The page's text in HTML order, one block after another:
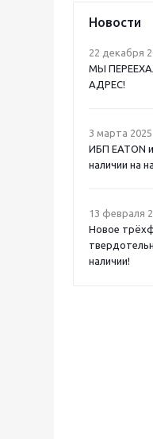
Новости
22 декабря
МЫ
АДРЕС!
3 марта 2025
ИБП EATON
наличии на
13 февраля
Новое
наличии!